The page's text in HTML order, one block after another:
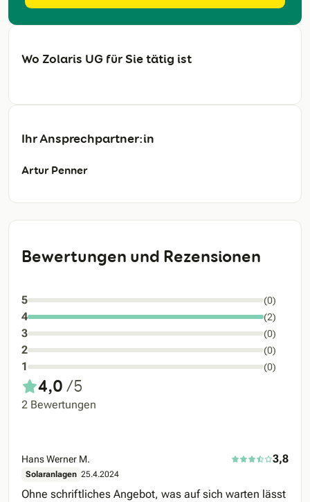
Bewertungen und Rezensionen
5 (0)
4 (2)
3 (0)
2 (0)
1 (0)
4,0 /5
2 Bewertungen
Hans Werner M. 3,8
Solaranlagen 25.4.2024
Ohne schriftliches Angebot, was auf sich warten lässt
Wo Zolaris UG für Sie tätig ist
Ihr Ansprechpartner:in
Artur Penner